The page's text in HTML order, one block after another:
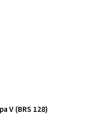
V (BRS 128)